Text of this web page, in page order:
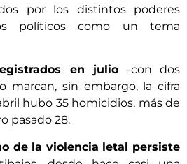
por los distintos poderes
políticos como un tema
en julio -con dos
marcan, sin embargo, la cifra
hubo 35 homicidios, más de
pasado 28.
de la violencia letal persiste